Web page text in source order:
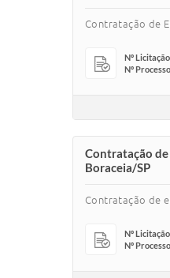
Contratação de
Nº
Nº
Contratação de
Boraceia/SP
Contratação de
Nº
Nº